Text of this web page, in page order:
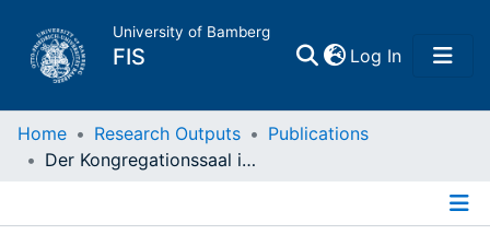
University of Bamberg
FIS Log In(current)
Home
Home Research Outputs
Publications
Der Kongregationssaal in Ingolstadt : seine Geschichte und die Renovierungsmaßnahmen von 1994/95